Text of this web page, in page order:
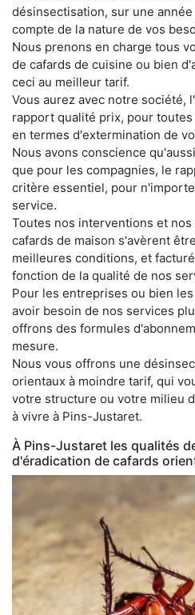
désinsectisation, sur une
compte de la nature de vos
Nous prenons en charge tous
de cafards de cuisine ou bien
ceci au meilleur tarif.
Vous aurez avec notre société,
rapport qualité prix, pour
en termes d'extermination de
Nous avons conscience
que pour les compagnies, le
critère essentiel, pour
service.
Toutes nos interventions et
cafards de maison s'avèrent
meilleures conditions, et
fonction de la qualité de nos
Pour les entreprises ou bien
avoir besoin de nos services
offrons des formules
mesure.
Nous vous offrons une
orientaux à moindre tarif, qui
votre structure ou votre milieu
à vivre à Pins-Justaret.
À Pins-Justaret les qualités
d'éradication de cafards